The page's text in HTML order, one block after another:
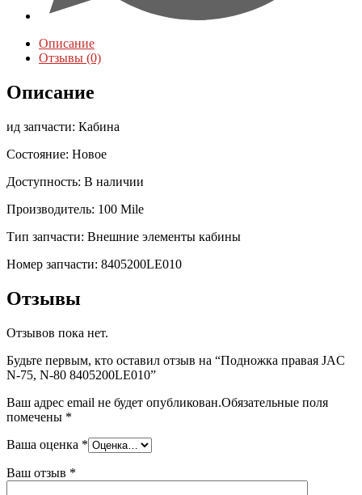
Описание
Отзывы (0)
Описание
ид запчасти: Кабина
Состояние: Новое
Доступность: В наличии
Производитель: 100 Mile
Тип запчасти: Внешние элементы кабины
Номер запчасти: 8405200LE010
Отзывы
Отзывов пока нет.
Будьте первым, кто оставил отзыв на “Подножка правая JAC
N-75, N-80 8405200LE010”
Ваш адрес email не будет опубликован.Обязательные поля
помечены *
Ваша оценка *
Ваш отзыв *